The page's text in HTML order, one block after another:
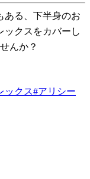
ある、下半身のお
ックスをカバーし
んか？
ックス#アリシー